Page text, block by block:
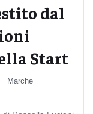
dal
Start
Marche